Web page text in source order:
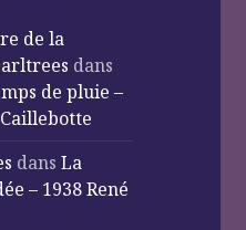
de la
dans
de pluie –
dansLa
– 1938 René